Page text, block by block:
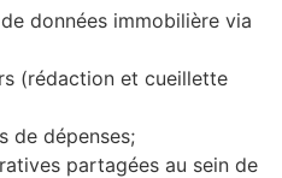
données immobilière via
(rédaction et cueillette
de dépenses;
partagées au sein de